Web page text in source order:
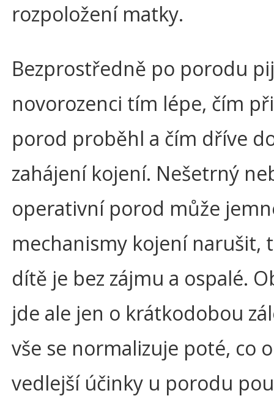
rozpoložení matky.
Bezprostředně po porodu
novorozenci tím lépe, čím
porod proběhl a čím dříve
zahájení kojení. Nešetrný
operativní porod může
mechanismy kojení narušit,
dítě je bez zájmu a ospalé.
jde ale jen o krátkodobou
vše se normalizuje poté, co
vedlejší účinky u porodu